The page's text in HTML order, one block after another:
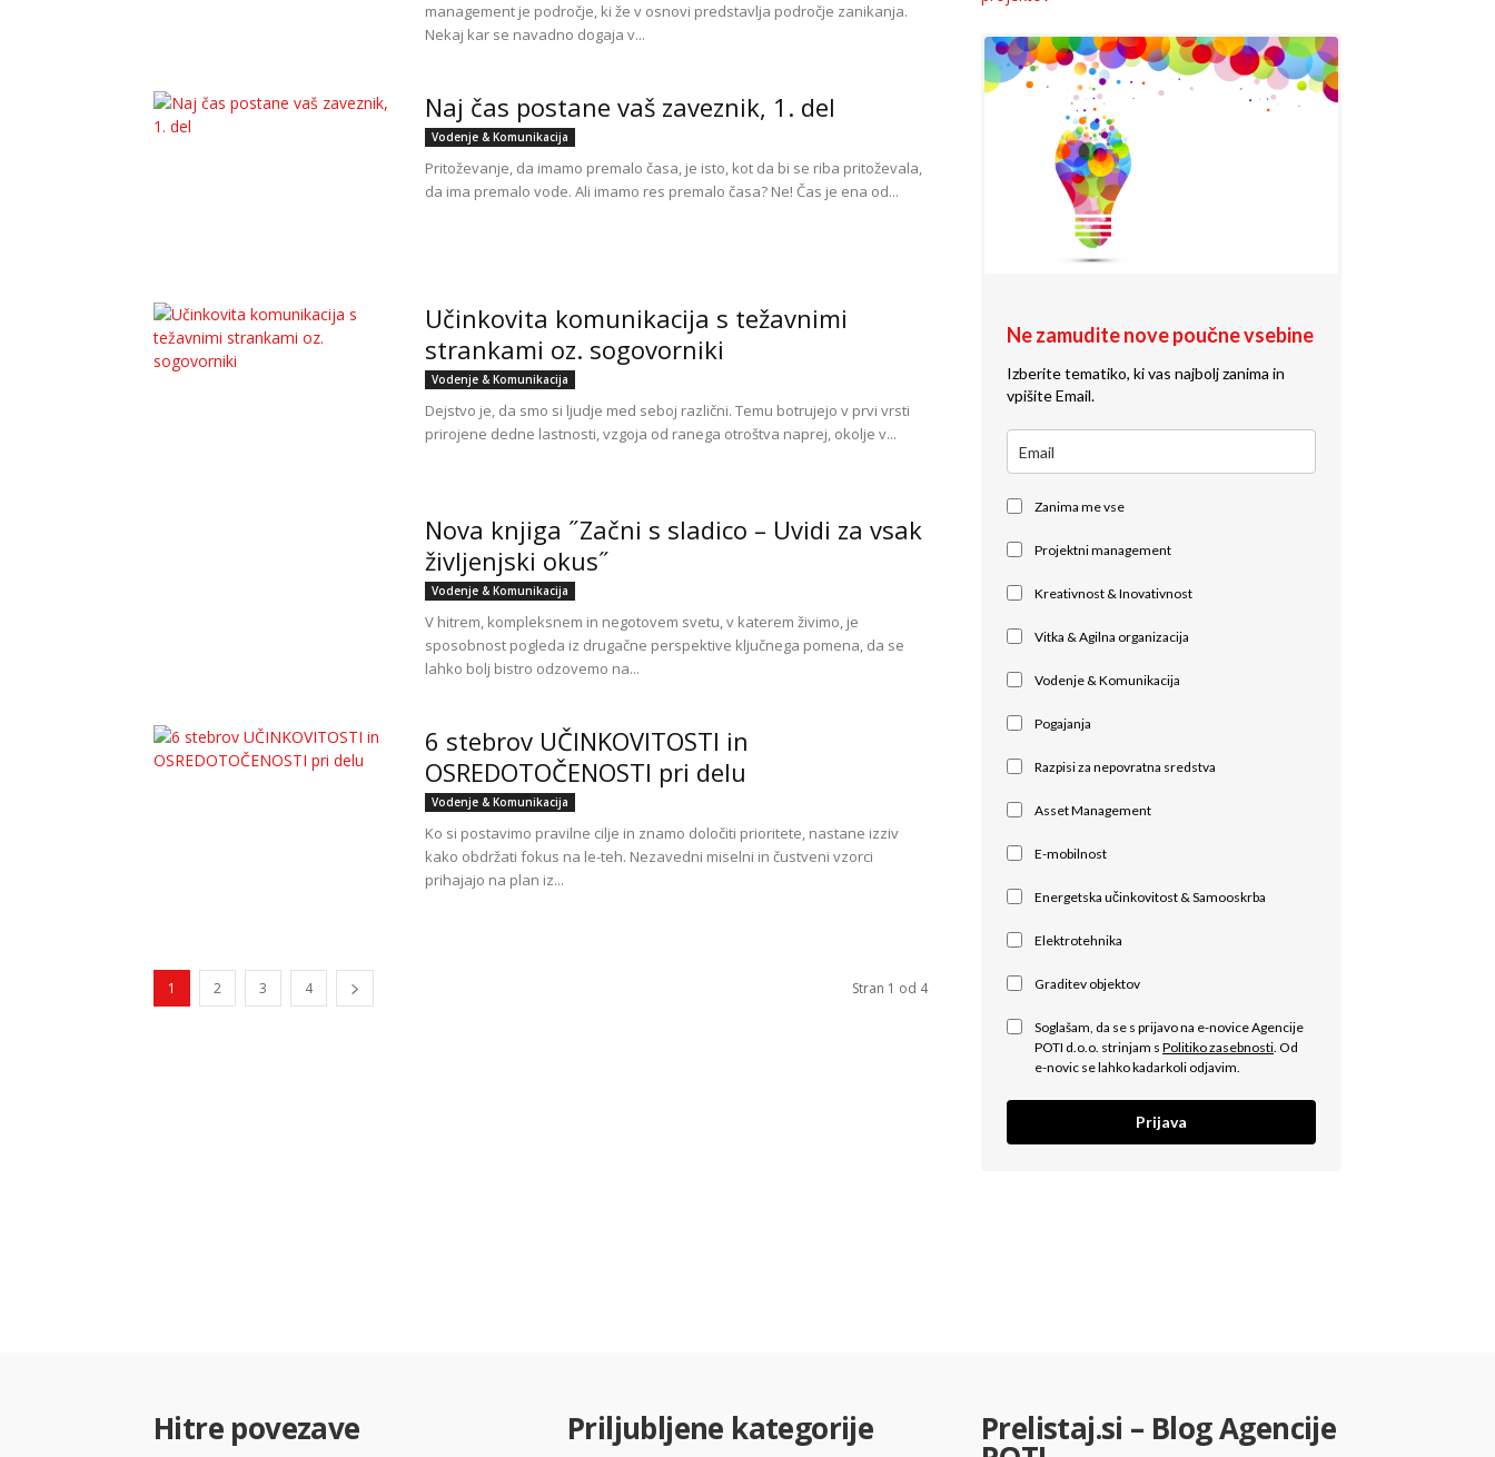
management je področje, ki že v osnovi predstavlja področje zanikanja.
Nekaj kar se navadno dogaja v...
Naj čas postane vaš zaveznik, 1. del
Vodenje & Komunikacija
Pritoževanje, da imamo premalo časa, je isto, kot da bi se riba pritoževala,
da ima premalo vode. Ali imamo res premalo časa? Ne! Čas je ena od...
Učinkovita komunikacija s težavnimi
strankami oz. sogovorniki
Vodenje & Komunikacija
Dejstvo je, da smo si ljudje med seboj različni. Temu botrujejo v prvi vrsti
prirojene dedne lastnosti, vzgoja od ranega otroštva naprej, okolje v...
Nova knjiga ˝Začni s sladico – Uvidi za vsak
življenjski okus˝
Vodenje & Komunikacija
V hitrem, kompleksnem in negotovem svetu, v katerem živimo, je
sposobnost pogleda iz drugačne perspektive ključnega pomena, da se
lahko bolj bistro odzovemo na...
6 stebrov UČINKOVITOSTI in
OSREDOTOČENOSTI pri delu
Vodenje & Komunikacija
Ko si postavimo pravilne cilje in znamo določiti prioritete, nastane izziv
kako obdržati fokus na le-teh. Nezavedni miselni in čustveni vzorci
prihajajo na plan iz...
1 2 3 4 Stran 1 od 4
Ne zamudite nove poučne vsebine
Izberite tematiko, ki vas najbolj zanima in
vpišite Email.
Zanima me vse
Projektni management
Kreativnost & Inovativnost
Vitka & Agilna organizacija
Vodenje & Komunikacija
Pogajanja
Razpisi za nepovratna sredstva
Asset Management
E-mobilnost
Energetska učinkovitost & Samooskrba
Elektrotehnika
Graditev objektov
Soglašam, da se s prijavo na e-novice Agencije
POTI d.o.o. strinjam s Politiko zasebnosti. Od
e-novic se lahko kadarkoli odjavim.
Prijava
Hitre povezave Priljubljene kategorije Prelistaj.si – Blog Agencije